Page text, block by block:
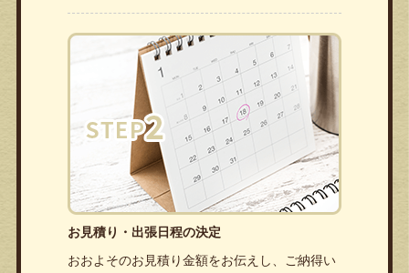
お見積り・出張日程の決定
おおよそのお見積り金額をお伝えし、ご納得い